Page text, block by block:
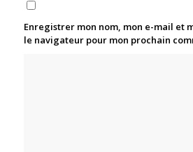
Enregistrer mon nom, mon e-mail et
le navigateur pour mon prochain